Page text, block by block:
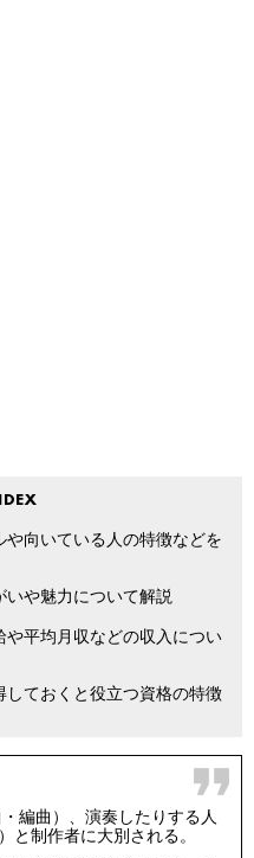
向いている人の特徴などを
いや魅力について解説
平均月収などの収入につい
ておくと役立つ資格の特徴
編曲）、演奏したりする人
と制作者に大別される。